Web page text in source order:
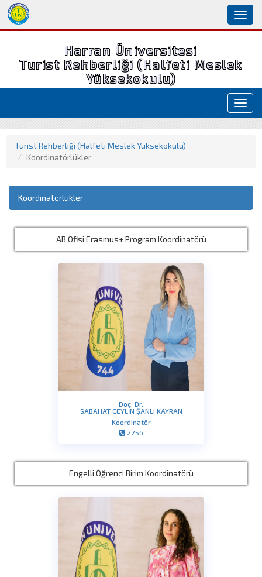
Harran Üniversitesi
Turist Rehberliği (Halfeti Meslek
Yüksekokulu)
Turist Rehberliği (Halfeti Meslek Yüksekokulu)
Koordinatörlükler
Koordinatörlükler